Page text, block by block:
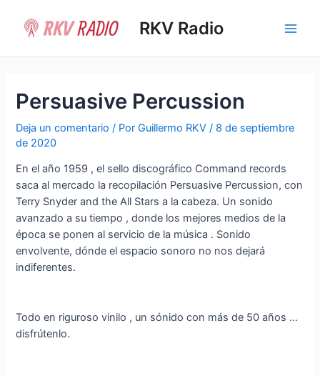
contenido
RKV Radio
Persuasive Percussion
Deja un comentario / PorGuillermo RKV/ 8 de septiembre
de 2020
En el año 1959 , el sello discográfico Command records
saca al mercado la recopilación Persuasive Percussion, con
Terry Snyder and the All Stars a la cabeza. Un sonido
avanzado a su tiempo , donde los mejores medios de la
época se ponen al servicio de la música . Sonido
envolvente, dónde el espacio sonoro no nos dejará
indiferentes.
Todo en riguroso vinilo , un sónido con más de 50 años …
disfrútenlo.